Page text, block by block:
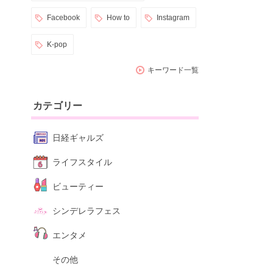
Facebook How to Instagram
K-pop
キーワード一覧
カテゴリー
日経ギャルズ
ライフスタイル
ビューティー
シンデレラフェス
エンタメ
その他